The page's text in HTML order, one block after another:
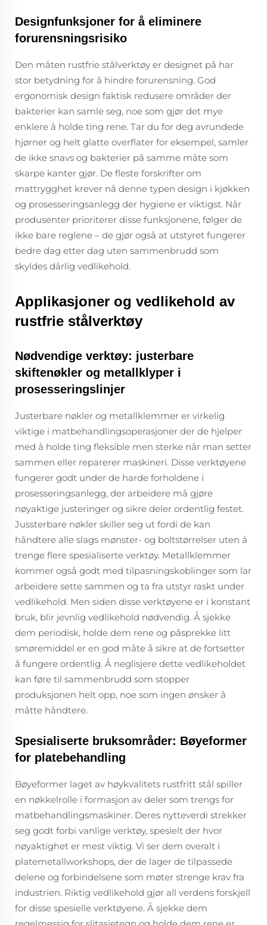
Designfunksjoner for å eliminere
forurensningsrisiko
Den måten rustfrie stålverktøy er designet på har
stor betydning for å hindre forurensning. God
ergonomisk design faktisk redusere områder der
bakterier kan samle seg, noe som gjør det mye
enklere å holde ting rene. Tar du for deg avrundede
hjørner og helt glatte overflater for eksempel, samler
de ikke snavs og bakterier på samme måte som
skarpe kanter gjør. De fleste forskrifter om
mattrygghet krever nå denne typen design i kjøkken
og prosesseringsanlegg der hygiene er viktigst. Når
produsenter prioriterer disse funksjonene, følger de
ikke bare reglene – de gjør også at utstyret fungerer
bedre dag etter dag uten sammenbrudd som
skyldes dårlig vedlikehold.
Applikasjoner og vedlikehold av
rustfrie stålverktøy
Nødvendige verktøy: justerbare
skiftenøkler og metallklyper i
prosesseringslinjer
Justerbare nøkler og metallklemmer er virkelig
viktige i matbehandlingsoperasjoner der de hjelper
med å holde ting fleksible men sterke når man setter
sammen eller reparerer maskineri. Disse verktøyene
fungerer godt under de harde forholdene i
prosesseringsanlegg, der arbeidere må gjøre
nøyaktige justeringer og sikre deler ordentlig festet.
Jussterbare nøkler skiller seg ut fordi de kan
håndtere alle slags mønster- og boltstørrelser uten å
trenge flere spesialiserte verktøy. Metallklemmer
kommer også godt med tilpasningskoblinger som lar
arbeidere sette sammen og ta fra utstyr raskt under
vedlikehold. Men siden disse verktøyene er i konstant
bruk, blir jevnlig vedlikehold nødvendig. Å sjekke
dem periodisk, holde dem rene og påsprekke litt
smøremiddel er en god måte å sikre at de fortsetter
å fungere ordentlig. Å neglisjere dette vedlikeholdet
kan føre til sammenbrudd som stopper
produksjonen helt opp, noe som ingen ønsker å
måtte håndtere.
Spesialiserte bruksområder: Bøyeformer
for platebehandling
Bøyeformer laget av høykvalitets rustfritt stål spiller
en nøkkelrolle i formasjon av deler som trengs for
matbehandlingsmaskiner. Deres nytteverdi strekker
seg godt forbi vanlige verktøy, spesielt der hvor
nøyaktighet er mest viktig. Vi ser dem overalt i
platemetallworkshops, der de lager de tilpassede
delene og forbindelsene som møter strenge krav fra
industrien. Riktig vedlikehold gjør all verdens forskjell
for disse spesielle verktøyene. Å sjekke dem